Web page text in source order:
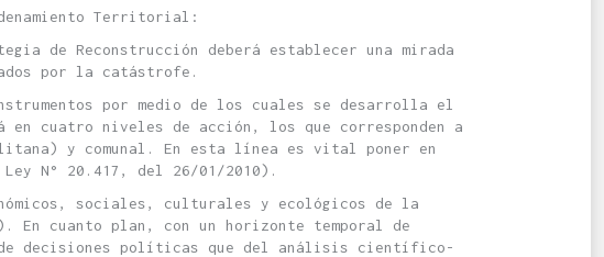
Territorial:
de Reconstrucción deberá establecer una mirada
por la catástrofe.
por medio de los cuales se desarrolla el
cuatro niveles de acción, los que corresponden a
y comunal. En esta línea es vital poner en
N° 20.417, del 26/01/2010).
sociales, culturales y ecológicos de la
En cuanto plan, con un horizonte temporal de
de decisiones políticas que del análisis científico-